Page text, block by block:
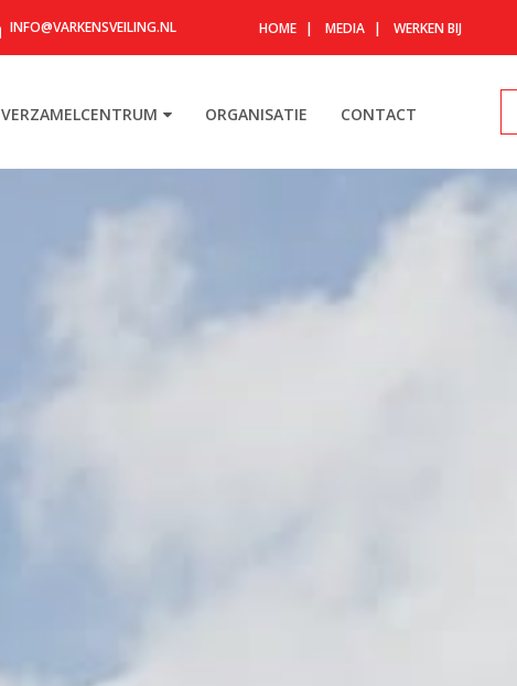
INFO@VARKENSVEILING.NL HOME | MEDIA | WERKEN BIJ
VERZAMELCENTRUM ORGANISATIE CONTACT